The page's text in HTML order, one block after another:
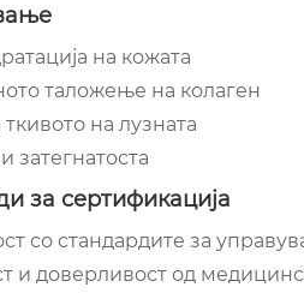
на кожата
таложење на колаген
на лузната
затегнатоста
за сертификација
со стандардите за
и доверливост од